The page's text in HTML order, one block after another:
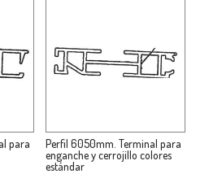
para
Perfil 6050mm. Terminal para
enganche y cerrojillo colores
estándar